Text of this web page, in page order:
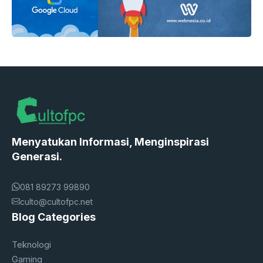
Menyatukan Informasi, Menginspirasi
Generasi.
081 89273 99890
culto@cultofpc.net
Blog Categories
Teknologi
Gaming